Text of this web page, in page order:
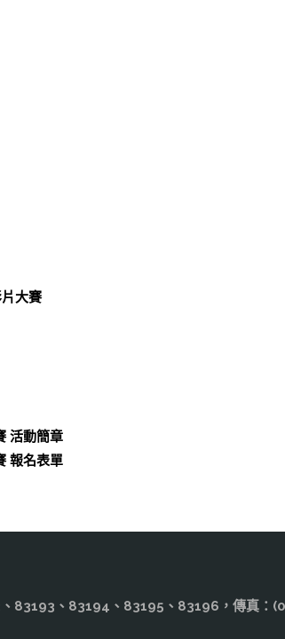
大賽
活動簡章
報名表單
83193、83194、83195、83196，傳真：